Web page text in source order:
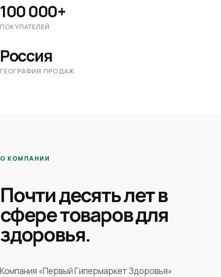
100 000+
ПОКУПАТЕЛЕЙ
Россия
ГЕОГРАФИЯ ПРОДАЖ
О КОМПАНИИ
Почти десять лет в
сфере товаров для
здоровья.
Компания «Первый Гипермаркет Здоровья»